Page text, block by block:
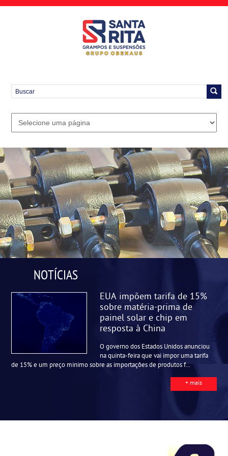
NOTÍCIAS
EUA impõem tarifa de 15%
sobre matéria-prima de
painel solar e chip em
resposta à China
O governo dos Estados Unidos anunciou
na quinta-feira que vai impor uma tarifa
de 15% e um preço mínimo sobre as importações de produtos f...
+ mais